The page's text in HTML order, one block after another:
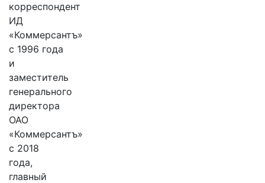
корреспондент
ИД
«Коммерсантъ»
с 1996 года
и
заместитель
генерального
директора
ОАО
«Коммерсантъ»
с 2018
года,
главный